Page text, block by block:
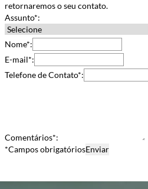
retornaremos o seu contato.
Assunto*:
Nome*:
E-mail*:
Telefone de Contato*:
Comentários*:
*Campos obrigatórios